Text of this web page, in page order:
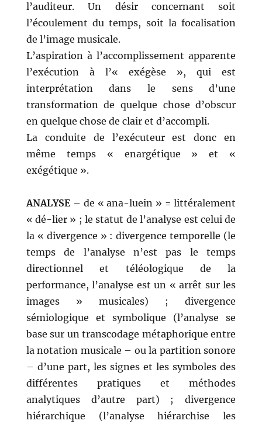
l’auditeur. Un désir concernant soit
l’écoulement du temps, soit la focalisation
de l’image musicale.
L’aspiration à l’accomplissement apparente
l’exécution à l’« exégèse », qui est
interprétation dans le sens d’une
transformation de quelque chose d’obscur
en quelque chose de clair et d’accompli.
La conduite de l’exécuteur est donc en
même temps « enargétique » et «
exégétique ».
ANALYSE– de « ana-luein » = littéralement
« dé-lier » ; le statut de l’analyse est celui de
la « divergence » : divergence temporelle (le
temps de l’analyse n’est pas le temps
directionnel et téléologique de la
performance, l’analyse est un « arrêt sur les
images » musicales) ; divergence
sémiologique et symbolique (l’analyse se
base sur un transcodage métaphorique entre
la notation musicale – ou la partition sonore
– d’une part, les signes et les symboles des
différentes pratiques et méthodes
analytiques d’autre part) ; divergence
hiérarchique (l’analyse hiérarchise les